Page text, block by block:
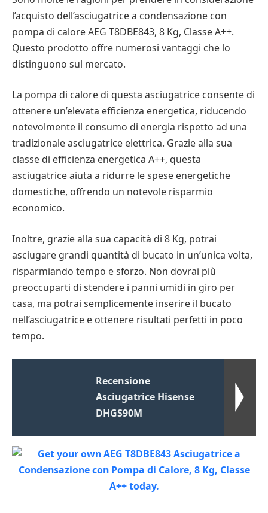
l’acquisto dell’asciugatrice a condensazione con
pompa di calore AEG T8DBE843, 8 Kg, Classe A++.
Questo prodotto offre numerosi vantaggi che lo
distinguono sul mercato.
La pompa di calore di questa asciugatrice consente di
ottenere un’elevata efficienza energetica, riducendo
notevolmente il consumo di energia rispetto ad una
tradizionale asciugatrice elettrica. Grazie alla sua
classe di efficienza energetica A++, questa
asciugatrice aiuta a ridurre le spese energetiche
domestiche, offrendo un notevole risparmio
economico.
Inoltre, grazie alla sua capacità di 8 Kg, potrai
asciugare grandi quantità di bucato in un’unica volta,
risparmiando tempo e sforzo. Non dovrai più
preoccuparti di stendere i panni umidi in giro per
casa, ma potrai semplicemente inserire il bucato
nell’asciugatrice e ottenere risultati perfetti in poco
tempo.
Recensione
Asciugatrice Hisense
DHGS90M